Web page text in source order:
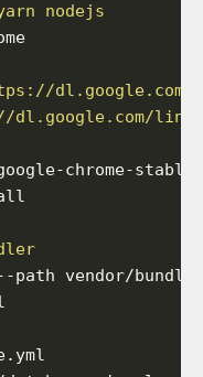
nodejs
chrome-stable
path
vendor/bundle